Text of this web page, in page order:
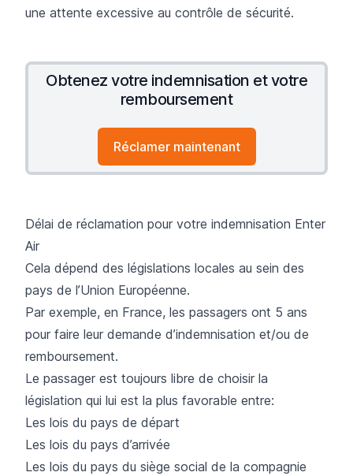
une attente excessive au contrôle de sécurité.
Obtenez votre indemnisation et votre
remboursement
Réclamer maintenant
Délai de réclamation pour votre indemnisation Enter
Air
Cela dépend des législations locales au sein des
pays de l’Union Européenne.
Par exemple, en France, les passagers ont 5 ans
pour faire leur demande d’indemnisation et/ou de
remboursement.
Le passager est toujours libre de choisir la
législation qui lui est la plus favorable entre:
Les lois du pays de départ
Les lois du pays d’arrivée
Les lois du pays du siège social de la compagnie